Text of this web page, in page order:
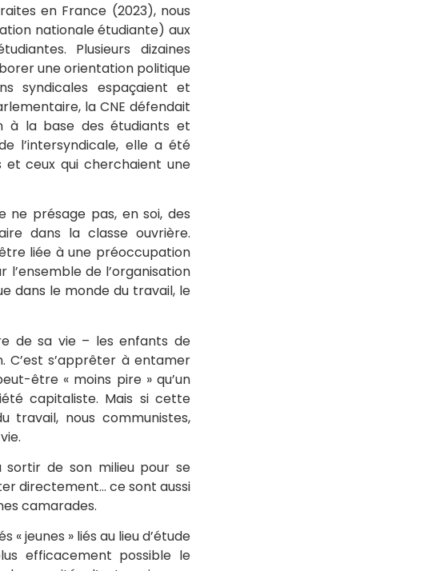
en France (2023), nous
nationale étudiante) aux
Plusieurs dizaines
une orientation politique
syndicales espaçaient et
la CNE défendait
à la base des étudiants et
l’intersyndicale, elle a été
ceux qui cherchaient une
ne présage pas, en soi, des
dans la classe ouvrière.
liée à une préoccupation
de l’organisation
dans le monde du travail, le
de sa vie – les enfants de
C’est s’apprêter à entamer
être « moins pire » qu’un
capitaliste. Mais si cette
travail, nous communistes,
de son milieu pour se
directement… ce sont aussi
camarades.
jeunes » liés au lieu d’étude
efficacement possible le